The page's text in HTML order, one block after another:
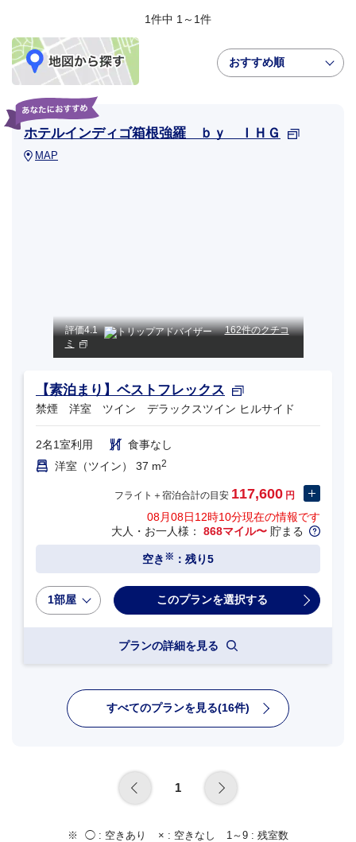
1件中 1～1件
おすすめ順
ホテルインディゴ箱根強羅 ｂｙ ＩＨＧ
MAP
評価4.1
162件のクチコ
ミ
【素泊まり】ベストフレックス
禁煙 洋室 ツイン デラックスツイン ヒルサイド
2名1室利用
食事なし
洋室（ツイン） 37 m2
フライト＋宿泊合計の目安 117,600 円
08月08日12時10分現在の情報です
大人・お一人様： 868マイル〜 貯まる
空き ※ ：残り5
1部屋
プランの詳細を見る
すべてのプランを見る(16件)
1
◯ : 空きあり × : 空きなし 1～9 : 残室数